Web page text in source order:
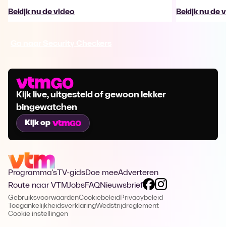
Bekijk nu de video Bekijk nu de
Kijk live, uitgesteld of gewoon lekker
bingewatchen
Kijk op
Programma's TV-gidsDoe meeAdverteren
Route naar VTMJobsFAQNieuwsbrief
GebruiksvoorwaardenCookiebeleid Privacybeleid
ToegankelijkheidsverklaringWedstrijdreglement
Cookie instellingen